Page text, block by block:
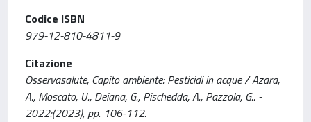
Codice ISBN
979-12-810-4811-9
Citazione
Osservasalute, Capito ambiente: Pesticidi in acque / Azara,
A., Moscato, U., Deiana, G., Pischedda, A., Pazzola, G.. -
2022:(2023), pp. 106-112.